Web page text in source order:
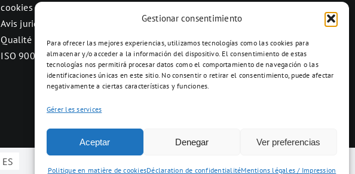
Gestionar consentimiento
Para ofrecer las mejores experiencias, utilizamos tecnologías como las cookies para
almacenar y/o acceder a la información del dispositivo. El consentimiento de estas
tecnologías nos permitirá procesar datos como el comportamiento de navegación o las
identificaciones únicas en este sitio. No consentir o retirar el consentimiento, puede afectar
negativamente a ciertas características y funciones.
Gérer les services
Aceptar Denegar Ver preferencias
Politique en matière de cookiesDéclaration de confidentialitéMentions légales / Impression
cookies
Avis juridique
Qualité
ISO 9001
info@ceramicascalaf.com
ES